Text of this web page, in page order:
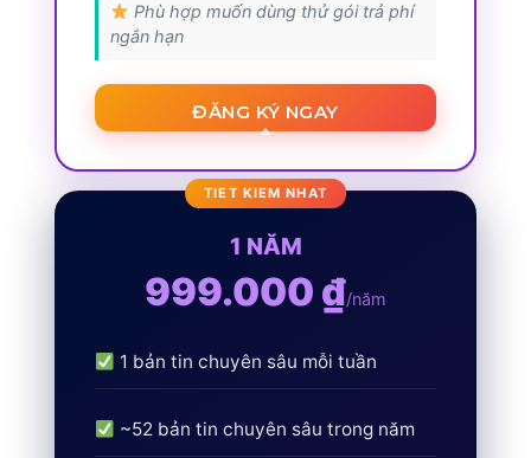
Phù hợp muốn dùng thử gói trả phí
ngắn hạn
ĐĂNG KÝ NGAY
1 NĂM
999.000 ₫/năm
1 bản tin chuyên sâu mỗi tuần
~52 bản tin chuyên sâu trong năm